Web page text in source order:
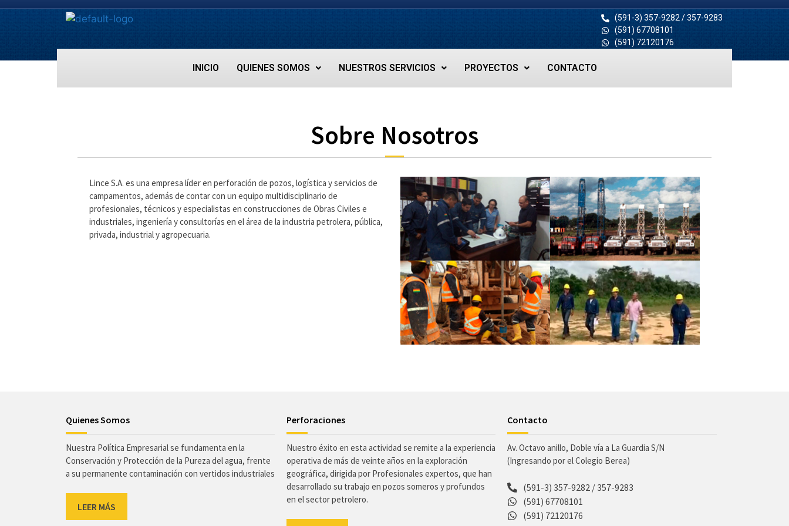
(591-3) 357-9282 / 357-9283
(591) 67708101
(591) 72120176
INICIO QUIENES SOMOS NUESTROS SERVICIOS PROYECTOS CONTACTO
Sobre Nosotros
Lince S.A. es una empresa líder en perforación de pozos, logística y servicios de
campamentos, además de contar con un equipo multidisciplinario de
profesionales, técnicos y especialistas en construcciones de Obras Civiles e
industriales, ingeniería y consultorías en el área de la industria petrolera, pública,
privada, industrial y agropecuaria.
Quienes Somos
Nuestra Política Empresarial se fundamenta en la
Conservación y Protección de la Pureza del agua, frente
a su permanente contaminación con vertidos industriales
LEER MÁS
Perforaciones
Nuestro éxito en esta actividad se remite a la experiencia
operativa de más de veinte años en la exploración
geográfica, dirigida por Profesionales expertos, que han
desarrollado su trabajo en pozos someros y profundos
en el sector petrolero.
Contacto
Av. Octavo anillo, Doble vía a La Guardia S/N
(Ingresando por el Colegio Berea)
(591-3) 357-9282 / 357-9283
(591) 67708101
(591) 72120176